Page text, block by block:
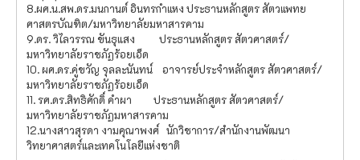
8.ผศ.น.สพ.ดร.มนกานต์ อินทรกำแหง ประธานหลักสูตร สัตวแพทย
ศาสตรบัณฑิต/มหาวิทยาลัยมหาสารคาม
9.ดร. วิไลวรรณ ขันธุแสง ประธานหลักสูตร สัตวศาสตร์/
มหาวิทยาลัยราชภัฏร้อยเอ็ด
10. ผศ.ดร.คู่ขวัญ จุลละนันทน์ อาจารย์ประจำหลักสูตร สัตวศาสตร์/
มหาวิทยาลัยราชภัฏร้อยเอ็ด
11. รศ.ดร.สิทธิศักดิ์ คำผา ประธานหลักสูตร สัตวศาสตร์/
มหาวิทยาลัยราชภัฏมหาสารคาม
12.นางสาวสุรดา งามคุณาพงศ์ นักวิชาการ/สำนักงานพัฒนา
วิทยาศาสตร์และเทคโนโลยีแห่งชาติ